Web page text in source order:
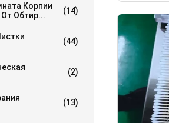
Корпии
Обтир...
(14)
(44)
(2)
(13)